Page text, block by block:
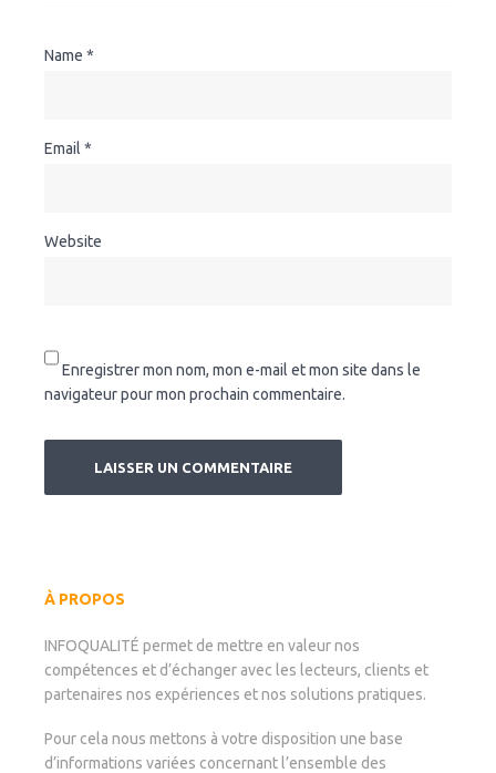
Name *
Email *
Website
Enregistrer mon nom, mon e-mail et mon site dans le
navigateur pour mon prochain commentaire.
À PROPOS
INFOQUALITÉ permet de mettre en valeur nos
compétences et d’échanger avec les lecteurs, clients et
partenaires nos expériences et nos solutions pratiques.
Pour cela nous mettons à votre disposition une base
d’informations variées concernant l’ensemble des